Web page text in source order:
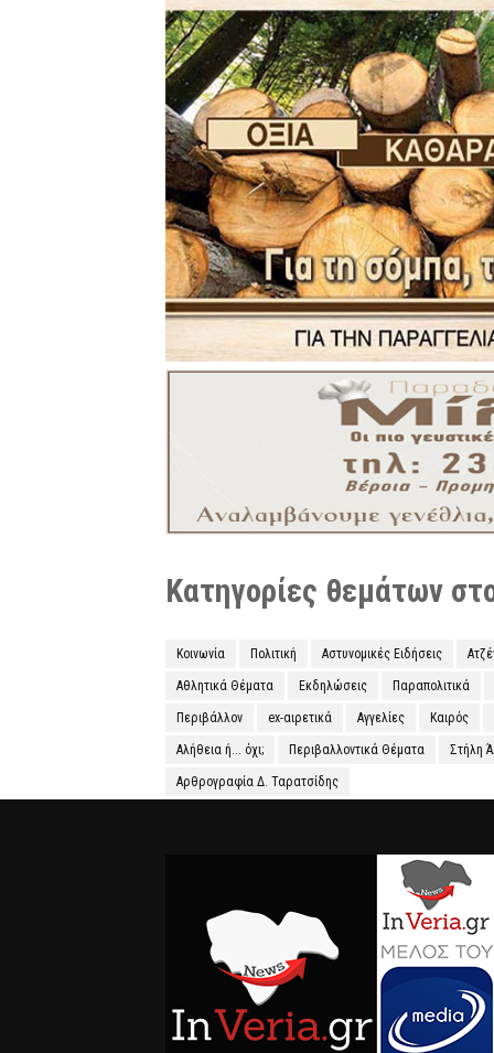
Κατηγορίες θεμάτων
Κοινωνία Πολιτική Αστυνομικές Ειδήσεις
Αθλητικά Θέματα Εκδηλώσεις Παραπολιτικά
Περιβάλλον ex-αιρετικά Αγγελίες Καιρός
Αλήθεια ή... όχι; Περιβαλλοντικά Θέματα Στήλη
Αρθρογραφία Δ. Ταρατσίδης